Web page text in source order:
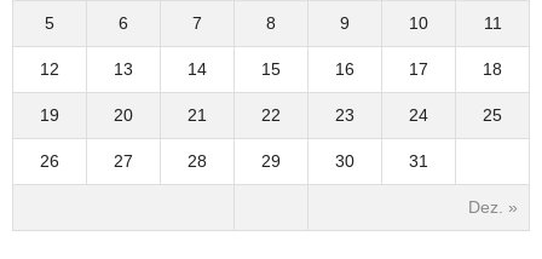
Dez. »
5 6 7 8 9 10 11
12 13 14 15 16 17 18
19 20 21 22 23 24 25
26 27 28 29 30 31